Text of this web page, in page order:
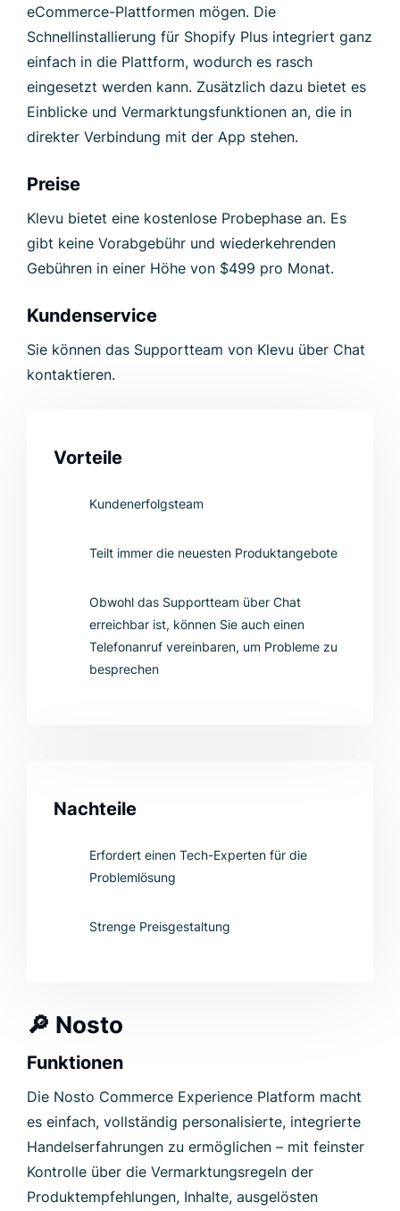
eCommerce-Plattformen mögen. Die
Schnellinstallierung für Shopify Plus integriert ganz
einfach in die Plattform, wodurch es rasch
eingesetzt werden kann. Zusätzlich dazu bietet es
Einblicke und Vermarktungsfunktionen an, die in
direkter Verbindung mit der App stehen.
Preise
Klevu bietet eine kostenlose Probephase an. Es
gibt keine Vorabgebühr und wiederkehrenden
Gebühren in einer Höhe von $499 pro Monat.
Kundenservice
Sie können das Supportteam von Klevu über Chat
kontaktieren.
Vorteile
Kundenerfolgsteam
Teilt immer die neuesten Produktangebote
Obwohl das Supportteam über Chat
erreichbar ist, können Sie auch einen
Telefonanruf vereinbaren, um Probleme zu
besprechen
Nachteile
Erfordert einen Tech-Experten für die
Problemlösung
Strenge Preisgestaltung
🔎 Nosto
Funktionen
Die Nosto Commerce Experience Platform macht
es einfach, vollständig personalisierte, integrierte
Handelserfahrungen zu ermöglichen – mit feinster
Kontrolle über die Vermarktungsregeln der
Produktempfehlungen, Inhalte, ausgelösten